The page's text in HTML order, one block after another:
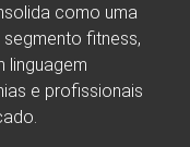
como uma
fitness,
linguagem
e profissionais